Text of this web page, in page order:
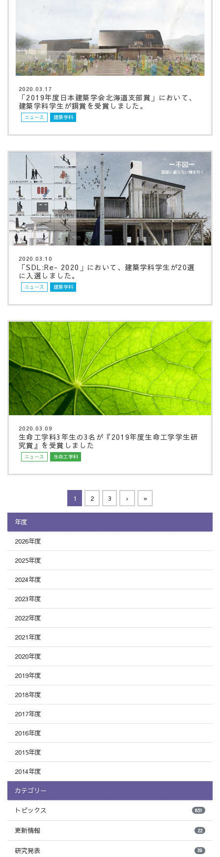
2020.03.17
「2019年度日本建築学会北海道支部賞」において、
建築学科学生が銅賞を受賞しました。
ニュース 建築学科
2020.03.10
「SDL:Re- 2020」において、建築学科学生が20選
に入選しました。
ニュース 建築学科
2020.03.09
生命工学科3年生の3名が『2019年度生命工学学生研
究賞』を受賞しました
ニュース 生命工学科
1 2 3 › »
年度
2026年度
2025年度
2024年度
2023年度
2022年度
2021年度
2020年度
2019年度
2018年度
2017年度
2016年度
2015年度
2014年度
カテゴリー
トピックス 851
更新情報 22
研究発表 39